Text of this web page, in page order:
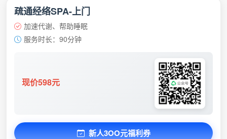
疏通经络SPA-上门
加速代谢、帮助睡眠
服务时长：90分钟
现价598元
新人3OO元福利券